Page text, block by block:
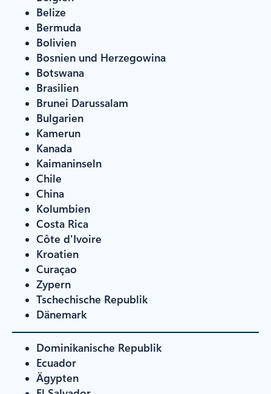
Belize
Bermuda
Bolivien
Bosnien und Herzegowina
Botswana
Brasilien
Brunei Darussalam
Bulgarien
Kamerun
Kanada
Kaimaninseln
Chile
China
Kolumbien
Costa Rica
Côte d'Ivoire
Kroatien
Curaçao
Zypern
Tschechische Republik
Dänemark
Dominikanische Republik
Ecuador
Ägypten